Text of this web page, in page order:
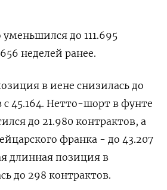
‍до 111.695
неделей ​ранее.
в иене снизилась до
с ‍45.164. Нетто-шорт в ‌фунте
до 21.980 контрактов, а
франка - до 43.207
‍длинная ‍позиция в
до ‍298 контрактов.